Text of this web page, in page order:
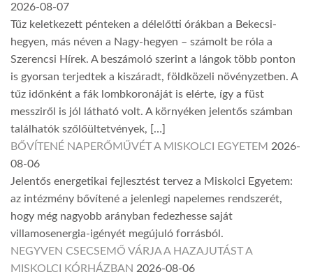
2026-08-07
Tűz keletkezett pénteken a délelőtti órákban a Bekecsi-
hegyen, más néven a Nagy-hegyen – számolt be róla a
Szerencsi Hírek. A beszámoló szerint a lángok több ponton
is gyorsan terjedtek a kiszáradt, földközeli növényzetben. A
tűz időnként a fák lombkoronáját is elérte, így a füst
messziről is jól látható volt. A környéken jelentős számban
találhatók szőlőültetvények, […]
BŐVÍTENÉ NAPERŐMŰVÉT A MISKOLCI EGYETEM 2026-
08-06
Jelentős energetikai fejlesztést tervez a Miskolci Egyetem:
az intézmény bővítené a jelenlegi napelemes rendszerét,
hogy még nagyobb arányban fedezhesse saját
villamosenergia-igényét megújuló forrásból.
NEGYVEN CSECSEMŐ VÁRJA A HAZAJUTÁST A
MISKOLCI KÓRHÁZBAN 2026-08-06